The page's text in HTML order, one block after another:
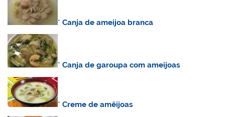
*Canja de ameijoa branca
*Canja de garoupa com ameijoas
*Creme de amêijoas